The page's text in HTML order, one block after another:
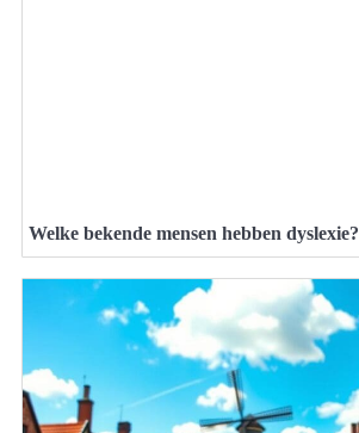
Welke bekende mensen hebben dyslexie?